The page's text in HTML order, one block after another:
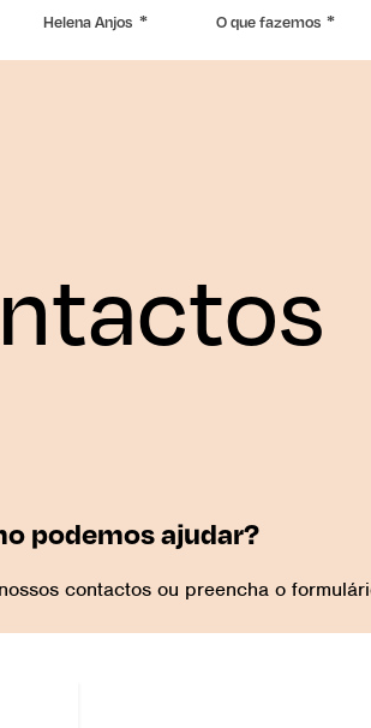
Helena Anjos O que fazemos
podemos ajudar?
contactos ou preencha o